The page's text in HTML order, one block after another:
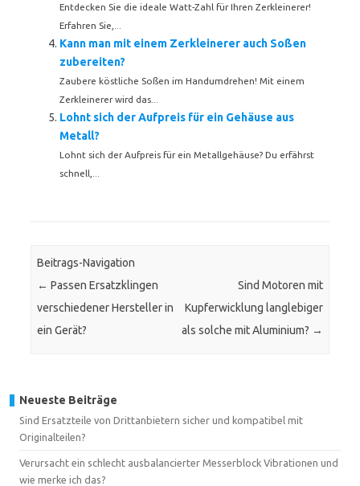
Entdecken Sie die ideale Watt-Zahl für Ihren Zerkleinerer!
Erfahren Sie,...
Kann man mit einem Zerkleinerer auch Soßen
zubereiten?
Zaubere köstliche Soßen im Handumdrehen! Mit einem
Zerkleinerer wird das...
Lohnt sich der Aufpreis für ein Gehäuse aus
Metall?
Lohnt sich der Aufpreis für ein Metallgehäuse? Du erfährst
schnell,...
Beitrags-Navigation
← Passen Ersatzklingen
verschiedener Hersteller in
ein Gerät?
Sind Motoren mit
Kupferwicklung langlebiger
als solche mit Aluminium? →
Neueste Beiträge
Sind Ersatzteile von Drittanbietern sicher und kompatibel mit
Originalteilen?
Verursacht ein schlecht ausbalancierter Messerblock Vibrationen und
wie merke ich das?